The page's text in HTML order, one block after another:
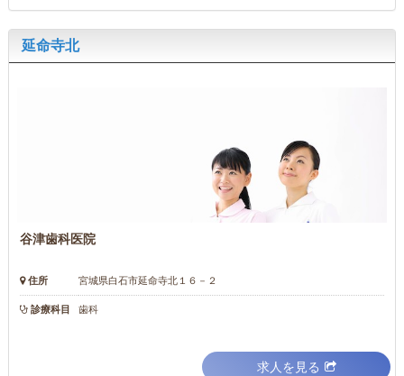
延命寺北
谷津歯科医院
住所 宮城県白石市延命寺北１６－２
診療科目 歯科
求人を見る